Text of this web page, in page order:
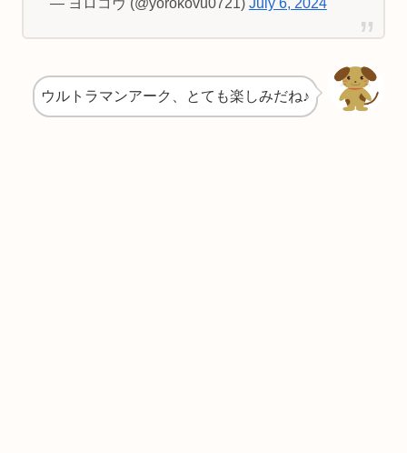
— ヨロコヴ (@yorokovu0721) July 6, 2024
ウルトラマンアーク、とても楽しみだね♪